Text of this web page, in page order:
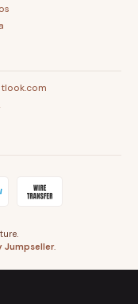
Jumpseller.